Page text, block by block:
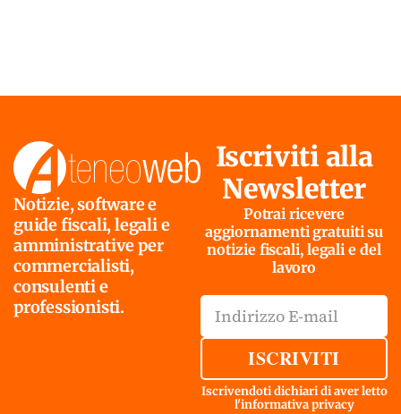
Notizie, software e
guide fiscali, legali e
amministrative per
commercialisti,
consulenti e
professionisti.
Iscriviti alla
Newsletter
Potrai ricevere
aggiornamenti gratuiti su
notizie fiscali, legali e del
lavoro
ISCRIVITI
Iscrivendoti dichiari di aver letto
l'informativa privacy